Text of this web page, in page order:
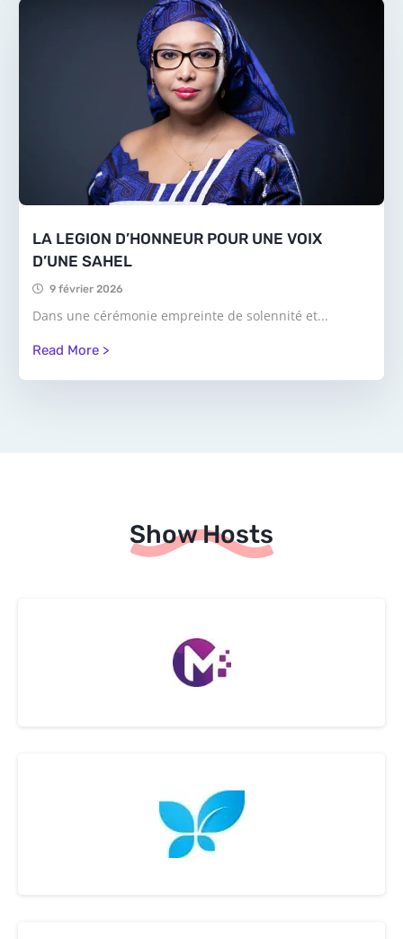
LA LEGION D’HONNEUR POUR UNE VOIX
D’UNE SAHEL
9 février 2026
Dans une cérémonie empreinte de solennité et...
Read More >
Show Hosts